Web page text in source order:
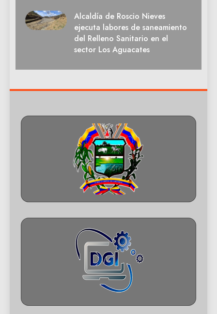
Alcaldía de Roscio Nieves
ejecuta labores de saneamiento
del Relleno Sanitario en el
sector Los Aguacates